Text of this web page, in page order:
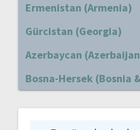
Ermenistan (Armenia)
Gürcistan (Georgia)
Azerbaycan
Bosna-Hersek (Bosnia